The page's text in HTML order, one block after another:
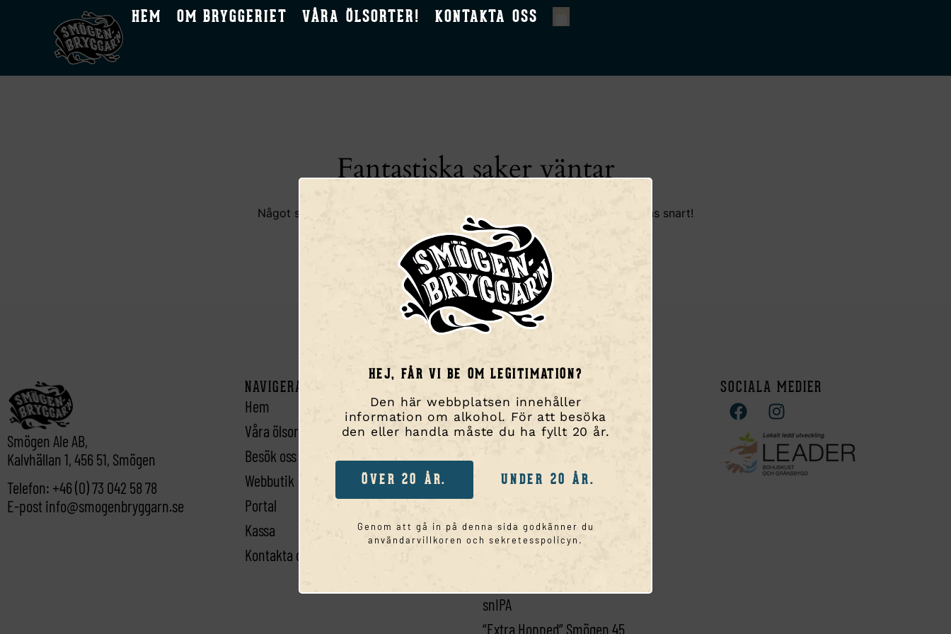
HEJ, FÅR VI BE OM LEGITIMATION?
Den här webbplatsen innehåller
information om alkohol. För att besöka
den eller handla måste du ha fyllt 20 år.
ÖVER 20 ÅR. UNDER 20 ÅR.
Genom att gå in på denna sida godkänner du
användarvillkoren och sekretesspolicyn.
HEM OM BRYGGERIET VÅRA ÖLSORTER! KONTAKTA OSS
Fantastiska saker väntar
Något stort är på gång! Vår butik är under arbete och kommer att lanseras snart!
Smögen Ale AB,
Kalvhällan 1, 456 51, Smögen
Telefon: +46 (0) 73 042 58 78
E-postinfo@smogenbryggarn.se
NAVIGERA DIG
Hem
Våra ölsorter!
Besök oss / Taproom
Webbutik
Portal
Kassa
Kontakta oss
Smögen 45
Sydväst
Harry
Svarta Malin
snIPA
“Extra Hopped” Smögen 45
SOCIALA MEDIER